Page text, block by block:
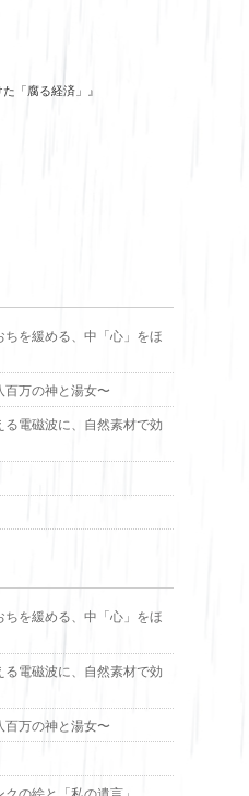
「腐る経済」』
を緩める、中「心」をほ
百万の神と湯女〜
電磁波に、自然素材で効
を緩める、中「心」をほ
電磁波に、自然素材で効
百万の神と湯女〜
の絵と「私の遺言」